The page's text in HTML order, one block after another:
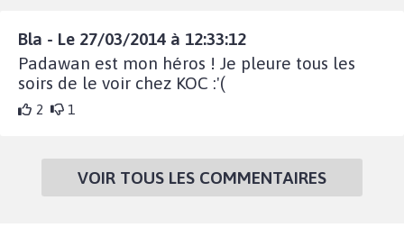
Bla - Le 27/03/2014 à 12:33:12
Padawan est mon héros ! Je pleure tous les
soirs de le voir chez KOC :'(
2 1
VOIR TOUS LES COMMENTAIRES